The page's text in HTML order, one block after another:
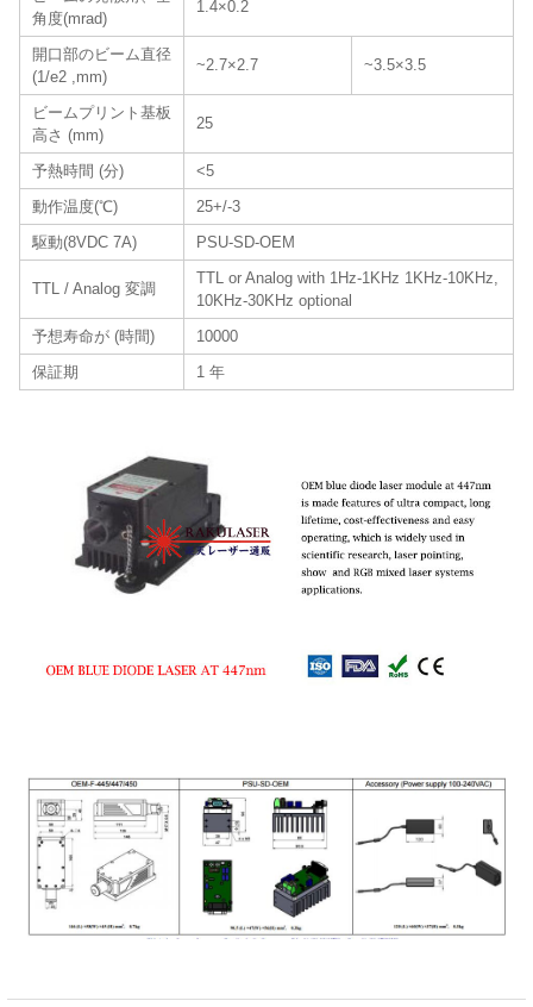
角度(mrad)
1.4×0.2
開口部のビーム直径
(1/e2 ,mm)
~2.7×2.7 ~3.5×3.5
ビームプリント基板
高さ (mm)
25
予熱時間 (分)
<5
動作温度(℃)
25+/-3
駆動(8VDC 7A)
PSU-SD-OEM
TTL / Analog 変調
TTL or Analog with 1Hz-1KHz 1KHz-10KHz,
10KHz-30KHz optional
予想寿命が (時間)
10000
保証期
1 年